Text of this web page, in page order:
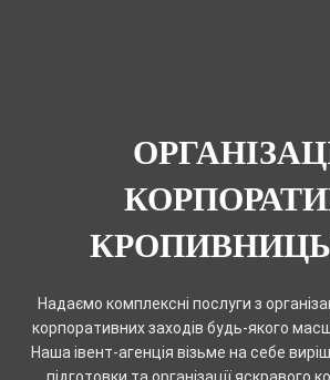
Надаємо комплексні послуги з
корпоративних заходів будь-якого
Наша івент-агенція візьме на себе
підготовки та організації яскравого